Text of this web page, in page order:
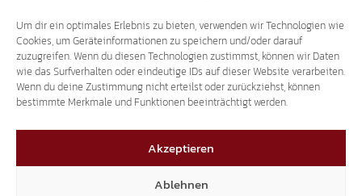
Um dir ein optimales Erlebnis zu bieten, verwenden wir Technologien wie
Cookies, um Geräteinformationen zu speichern und/oder darauf
zuzugreifen. Wenn du diesen Technologien zustimmst, können wir Daten
wie das Surfverhalten oder eindeutige IDs auf dieser Website verarbeiten.
Wenn du deine Zustimmung nicht erteilst oder zurückziehst, können
bestimmte Merkmale und Funktionen beeinträchtigt werden.
Akzeptieren
Ablehnen
YouTube
15.300
Mitglieder